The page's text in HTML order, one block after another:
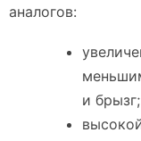
аналогов:
и брызг;